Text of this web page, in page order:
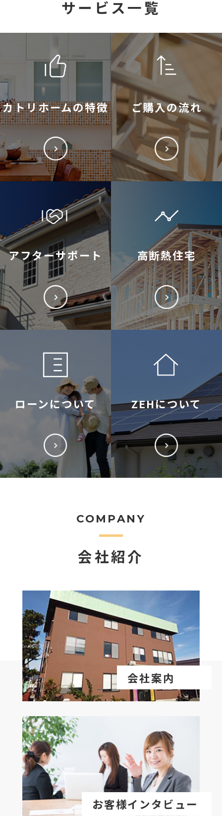
サービス一覧
カトリホームの特徴 ご購入の流れ
アフターサポート 高断熱住宅
ローンについて ZEHについて
COMPANY
会社紹介
会社案内
お客様インタビュー